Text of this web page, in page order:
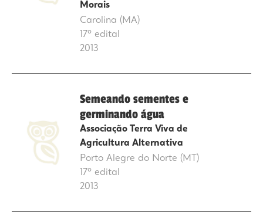
Morais
Carolina (MA)
17º edital
2013
Semeando sementes e
germinando água
Associação Terra Viva de
Agricultura Alternativa
Porto Alegre do Norte (MT)
17º edital
2013